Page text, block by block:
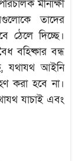
মীনাক্ষী
তাদের
ঠেলে দিচ্ছে।
বহিষ্কার বন্ধ
যথাযথ আইনি
করা হবে না।
যাচাই এবং